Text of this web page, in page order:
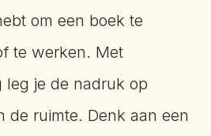
om een boek te
te werken. Met
je de nadruk op
de ruimte. Denk aan een